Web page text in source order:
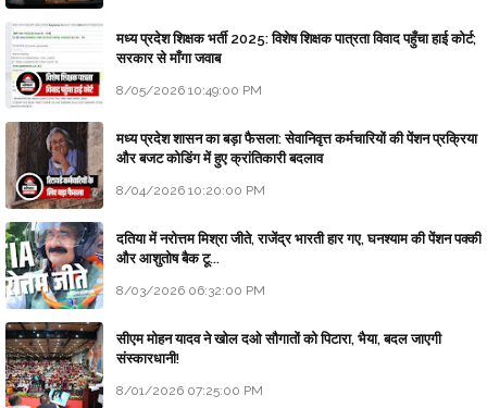
मध्य प्रदेश शिक्षक भर्ती 2025: विशेष शिक्षक पात्रता विवाद पहुँचा हाई कोर्ट;
सरकार से माँगा जवाब
8/05/2026 10:49:00 PM
मध्य प्रदेश शासन का बड़ा फैसला: सेवानिवृत्त कर्मचारियों की पेंशन प्रक्रिया
और बजट कोडिंग में हुए क्रांतिकारी बदलाव
8/04/2026 10:20:00 PM
दतिया में नरोत्तम मिश्रा जीते, राजेंद्र भारती हार गए, घनश्याम की पेंशन पक्की
और आशुतोष बैक टू...
8/03/2026 06:32:00 PM
सीएम मोहन यादव ने खोल दओ सौगातों को पिटारा, भैया, बदल जाएगी
संस्कारधानी!
8/01/2026 07:25:00 PM